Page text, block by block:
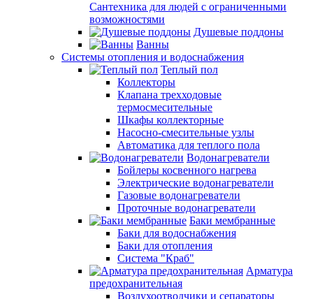
Сантехника для людей с ограниченными
возможностями
Душевые поддоны
Ванны
Системы отопления и водоснабжения
Теплый пол
Коллекторы
Клапана трехходовые
термосмесительные
Шкафы коллекторные
Насосно-смесительные узлы
Автоматика для теплого пола
Водонагреватели
Бойлеры косвенного нагрева
Электрические водонагреватели
Газовые водонагреватели
Проточные водонагреватели
Баки мембранные
Баки для водоснабжения
Баки для отопления
Система "Краб"
Арматура
предохранительная
Воздухоотводчики и сепараторы